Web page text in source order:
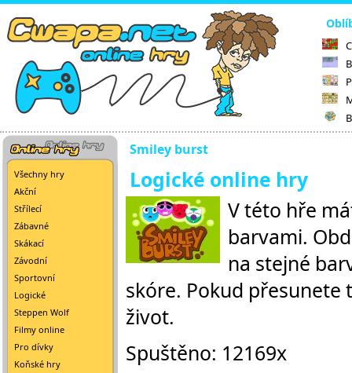
Všechny hry
Akční
Střílecí
Zábavné
Skákací
Závodní
Sportovní
Logické
Steppen Wolf
Filmy online
Pro dívky
Koňské hry
Smiley burst
Logické online hry
V této hře
barvami.
na stejné
skóre. Pokud přesunete
život.
Spuštěno: 12169x